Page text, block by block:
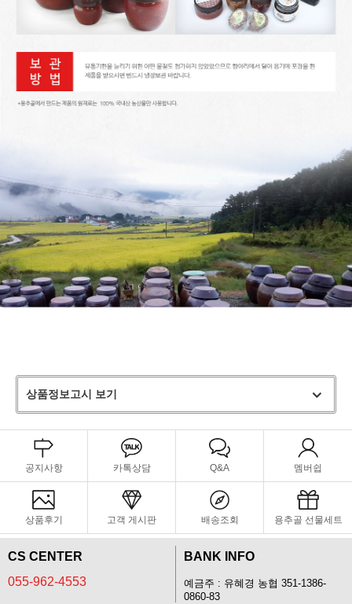
상품정보고시 보기
공지사항 카톡상담 Q&A 멤버쉽
상품후기 고객 게시판 배송조회 용추골 선물세트
CS CENTER
055-962-4553
BANK INFO
예금주 : 유혜경 농협 351-1386-
0860-83